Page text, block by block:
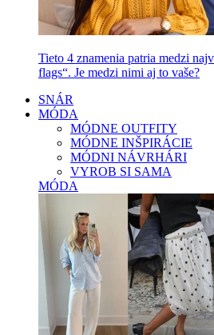
Tieto 4 znamenia patria medzi
flags“. Je medzi nimi aj to vaše?
SNÁR
MÓDA
MÓDNE OUTFITY
MÓDNE INŠPIRÁCIE
MÓDNI NÁVRHÁRI
VYROB SI SAMA
MÓDA